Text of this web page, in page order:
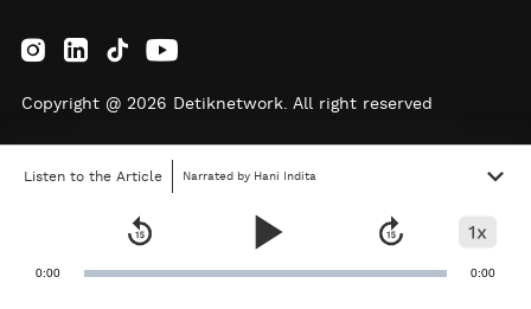
Listen to the Article Narrated by Hani Indita
Copyright @ 2026 Detiknetwork. All right reserved